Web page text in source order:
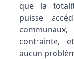
que la
puisse
contrainte,
aucun